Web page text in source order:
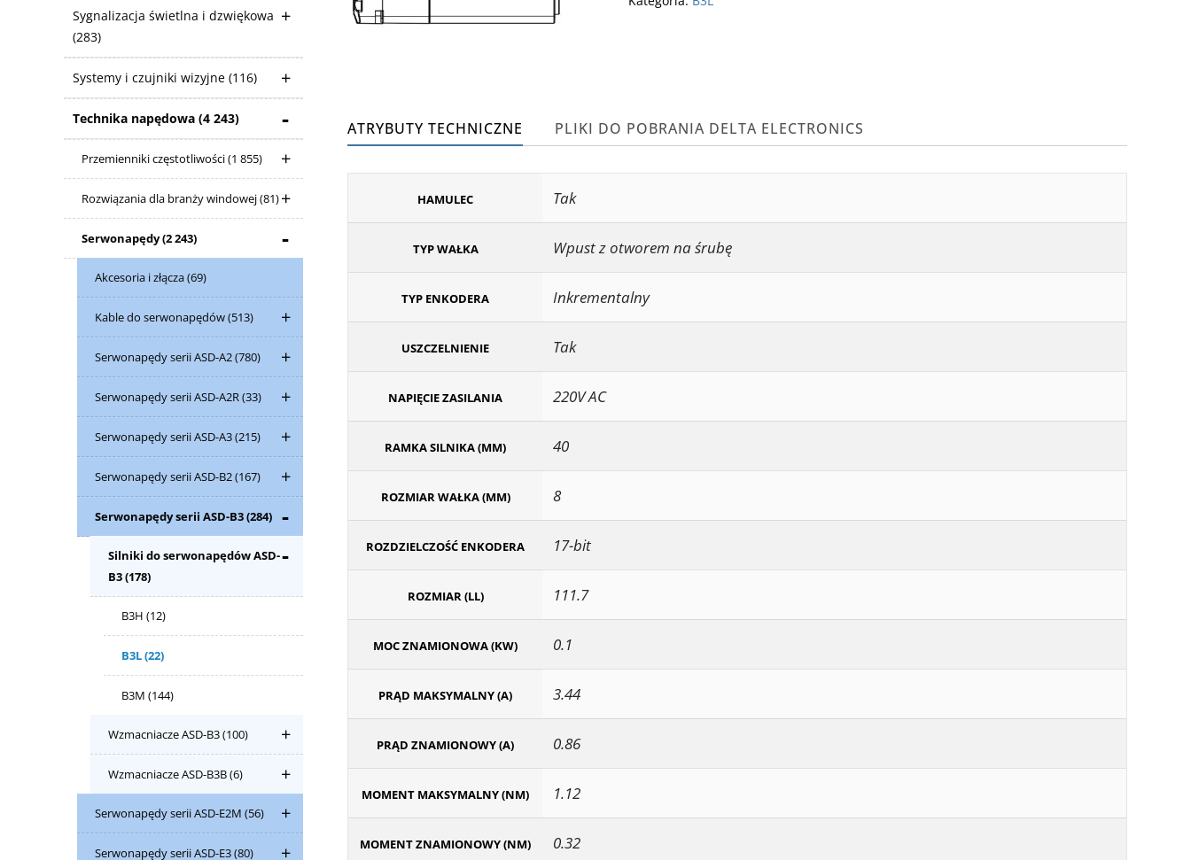
Sygnalizacja świetlna i dzwiękowa
(283)
Systemy i czujniki wizyjne (116)
Technika napędowa (4 243)
Przemienniki częstotliwości(1 855)
Rozwiązania dla branży windowej(81)
Serwonapędy(2 243)
Akcesoria i złącza(69)
Kable do serwonapędów(513)
Serwonapędy serii ASD-A2(780)
Serwonapędy serii ASD-A2R(33)
Serwonapędy serii ASD-A3(215)
Serwonapędy serii ASD-B2(167)
Serwonapędy serii ASD-B3(284)
Silniki do serwonapędów ASD-
B3(178)
B3H (12)
B3L(22)
B3M (144)
Wzmacniacze ASD-B3(100)
Wzmacniacze ASD-B3B(6)
Serwonapędy serii ASD-E2M (56)
Serwonapędy serii ASD-E3(80)
ATRYBUTY TECHNICZNE PLIKI DO POBRANIA DELTA ELECTRONICS
HAMULEC Tak
TYP WAŁKA Wpust z otworem na śrubę
TYP ENKODERA Inkrementalny
USZCZELNIENIE Tak
NAPIĘCIE ZASILANIA 220V AC
RAMKA SILNIKA (MM) 40
ROZMIAR WAŁKA (MM) 8
ROZDZIELCZOŚĆ ENKODERA 17-bit
ROZMIAR (LL) 111.7
MOC ZNAMIONOWA (KW) 0.1
PRĄD MAKSYMALNY (A) 3.44
PRĄD ZNAMIONOWY (A) 0.86
MOMENT MAKSYMALNY (NM) 1.12
MOMENT ZNAMIONOWY (NM) 0.32